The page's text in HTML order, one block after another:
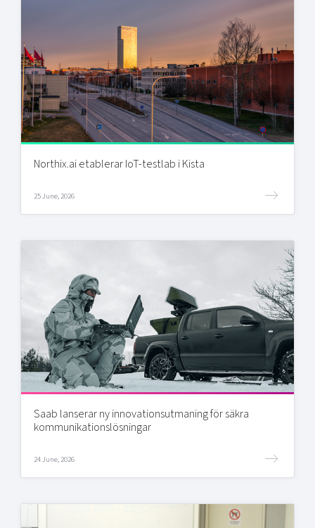
Northix.ai etablerar IoT-testlab i Kista
25 June, 2026
Saab lanserar ny innovationsutmaning för säkra
kommunikationslösningar
24 June, 2026